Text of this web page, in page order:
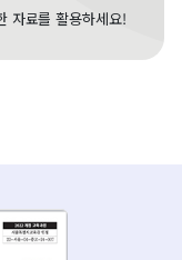
자료를 활용하세요!